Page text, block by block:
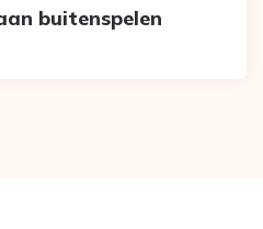
buitenspelen